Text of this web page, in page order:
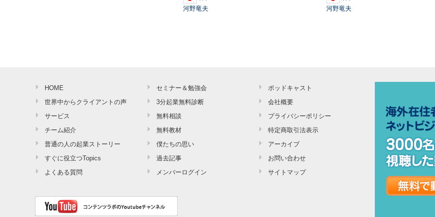
河野竜夫 河野竜夫
HOME
世界中からクライアントの声
サービス
チーム紹介
普通の人の起業ストーリー
すぐに役立つTopics
よくある質問
セミナー＆勉強会
3分起業無料診断
無料相談
無料教材
僕たちの思い
過去記事
メンバーログイン
ポッドキャスト
会社概要
プライバシーポリシー
特定商取引法表示
アーカイブ
お問い合わせ
サイトマップ